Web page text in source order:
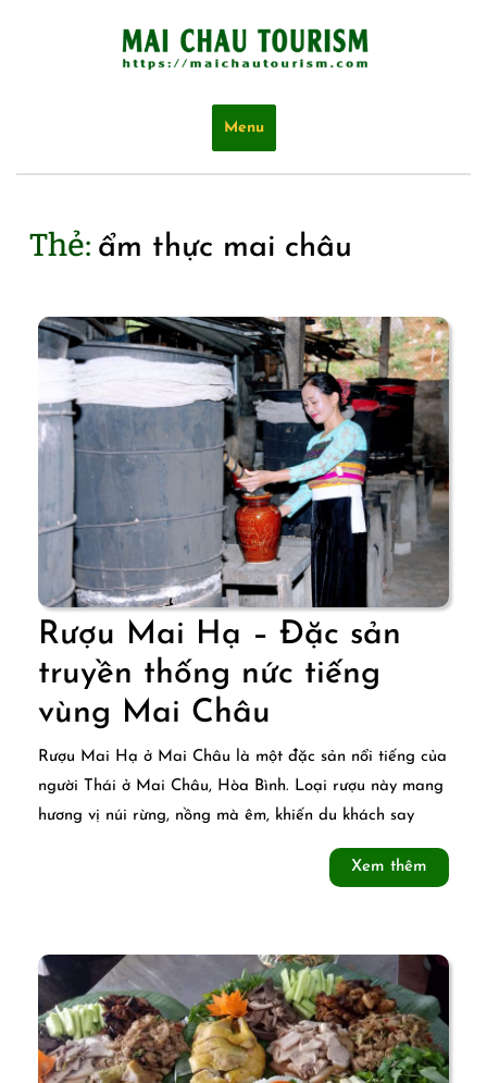
Menu
Thẻ: ẩm thực mai châu
Rượu Mai Hạ – Đặc sản
truyền thống nức tiếng
vùng Mai Châu
Mai
Hạ
–
truyền
thống
nức
tiếng
Rượu Mai Hạ ở Mai Châu là một đặc sản nổi tiếng của
người Thái ở Mai Châu, Hòa Bình. Loại rượu này mang
hương vị núi rừng, nồng mà êm, khiến du khách say
Xem thêm
thêm